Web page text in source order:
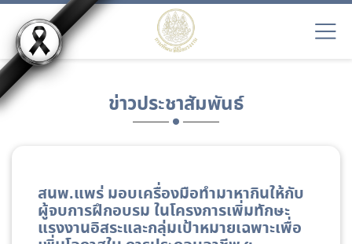
ข่าวประชาสัมพันธ์
สนพ.แพร่ มอบเครื่องมือทำมาหากินให้กับ
ผู้จบการฝึกอบรม ในโครงการเพิ่มทักษะ
แรงงานอิสระและกลุ่มเป้าหมายเฉพาะเพื่อ